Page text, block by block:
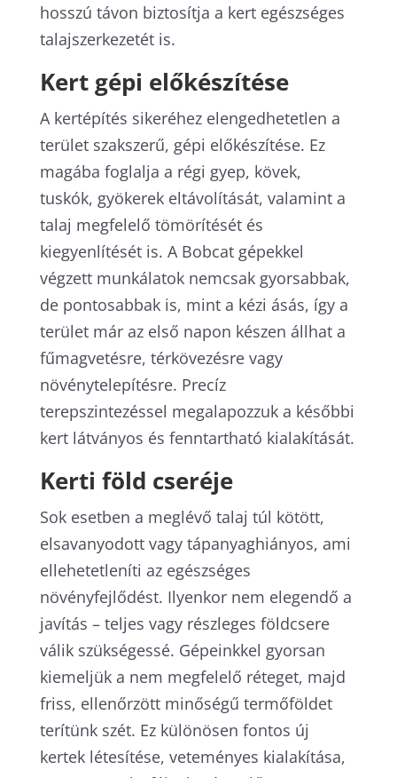
hosszú távon biztosítja a kert egészséges
talajszerkezetét is.
Kert gépi előkészítése
A kertépítés sikeréhez elengedhetetlen a
terület szakszerű, gépi előkészítése. Ez
magába foglalja a régi gyep, kövek,
tuskók, gyökerek eltávolítását, valamint a
talaj megfelelő tömörítését és
kiegyenlítését is. A Bobcat gépekkel
végzett munkálatok nemcsak gyorsabbak,
de pontosabbak is, mint a kézi ásás, így a
terület már az első napon készen állhat a
fűmagvetésre, térkövezésre vagy
növénytelepítésre. Precíz
terepszintezéssel megalapozzuk a későbbi
kert látványos és fenntartható kialakítását.
Kerti föld cseréje
Sok esetben a meglévő talaj túl kötött,
elsavanyodott vagy tápanyaghiányos, ami
ellehetetleníti az egészséges
növényfejlődést. Ilyenkor nem elegendő a
javítás – teljes vagy részleges földcsere
válik szükségessé. Gépeinkkel gyorsan
kiemeljük a nem megfelelő réteget, majd
friss, ellenőrzött minőségű termőföldet
terítünk szét. Ez különösen fontos új
kertek létesítése, veteményes kialakítása,